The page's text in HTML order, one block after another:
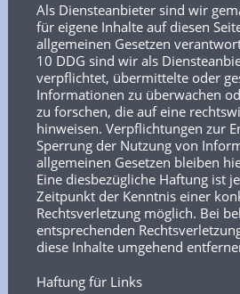
Als Diensteanbieter sind wir
für eigene Inhalte auf diesen
allgemeinen Gesetzen
10 DDG sind wir als
verpflichtet, übermittelte oder
Informationen zu überwachen
zu forschen, die auf eine
hinweisen. Verpflichtungen zur
Sperrung der Nutzung von
allgemeinen Gesetzen bleiben
Eine diesbezügliche Haftung ist
Zeitpunkt der Kenntnis einer
Rechtsverletzung möglich. Bei
entsprechenden
diese Inhalte umgehend
Haftung für Links